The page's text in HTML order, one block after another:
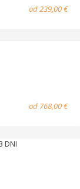
od 239,00 €
od 768,00 €